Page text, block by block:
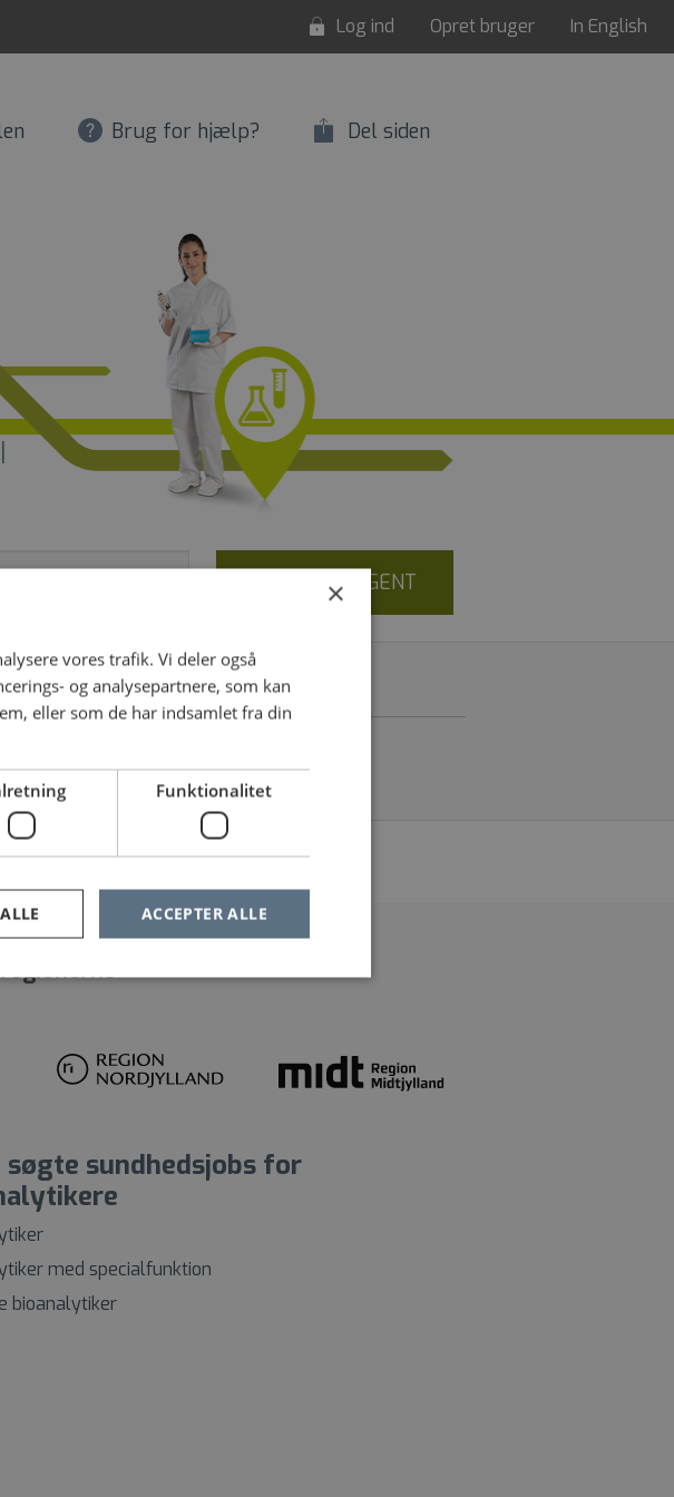
Log ind Opret bruger In English
Brug for hjælp? Del siden
I
OPRET JOBAGENT
søgte sundhedsjobs for
med specialfunktion
bioanalytiker
×
vores trafik. Vi deler også
og analysepartnere, som kan
eller som de har indsamlet fra din
Funktionalitet
ACCEPTER ALLE